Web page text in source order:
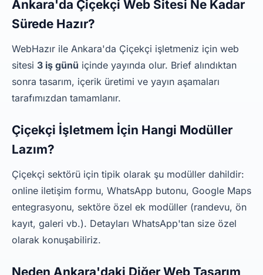
Ankara'da Çiçekçi Web Sitesi Ne Kadar
Sürede Hazır?
WebHazır ile Ankara'da Çiçekçi işletmeniz için web
sitesi 3 iş günü içinde yayında olur. Brief alındıktan
sonra tasarım, içerik üretimi ve yayın aşamaları
tarafımızdan tamamlanır.
Çiçekçi İşletmem İçin Hangi Modüller
Lazım?
Çiçekçi sektörü için tipik olarak şu modüller dahildir:
online iletişim formu, WhatsApp butonu, Google Maps
entegrasyonu, sektöre özel ek modüller (randevu, ön
kayıt, galeri vb.). Detayları WhatsApp'tan size özel
olarak konuşabiliriz.
Neden Ankara'daki Diğer Web Tasarım